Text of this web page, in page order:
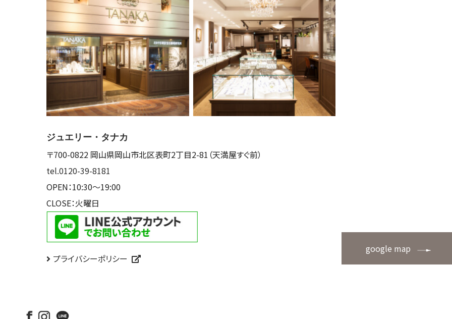
ジュエリー・タナカ
〒700-0822 岡山県岡山市北区表町2丁目2-81 （天満屋すぐ前）
tel.0120-39-8181
OPEN：10:30～19:00
CLOSE：火曜日
プライバシーポリシー
google map